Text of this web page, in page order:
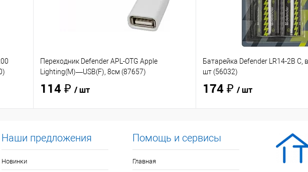
Переходник Defender APL-OTG Apple
Lighting(M)—USB(F), 8см (87657)
114 ₽ / шт
Батарейка Defender LR14-2B C,
шт (56032)
174 ₽ / шт
Наши предложения
Новинки
Помощь и сервисы
Главная